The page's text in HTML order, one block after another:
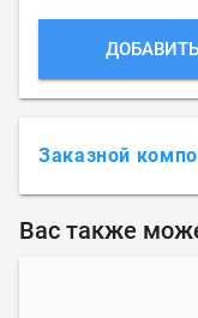
Заказной
Вас также